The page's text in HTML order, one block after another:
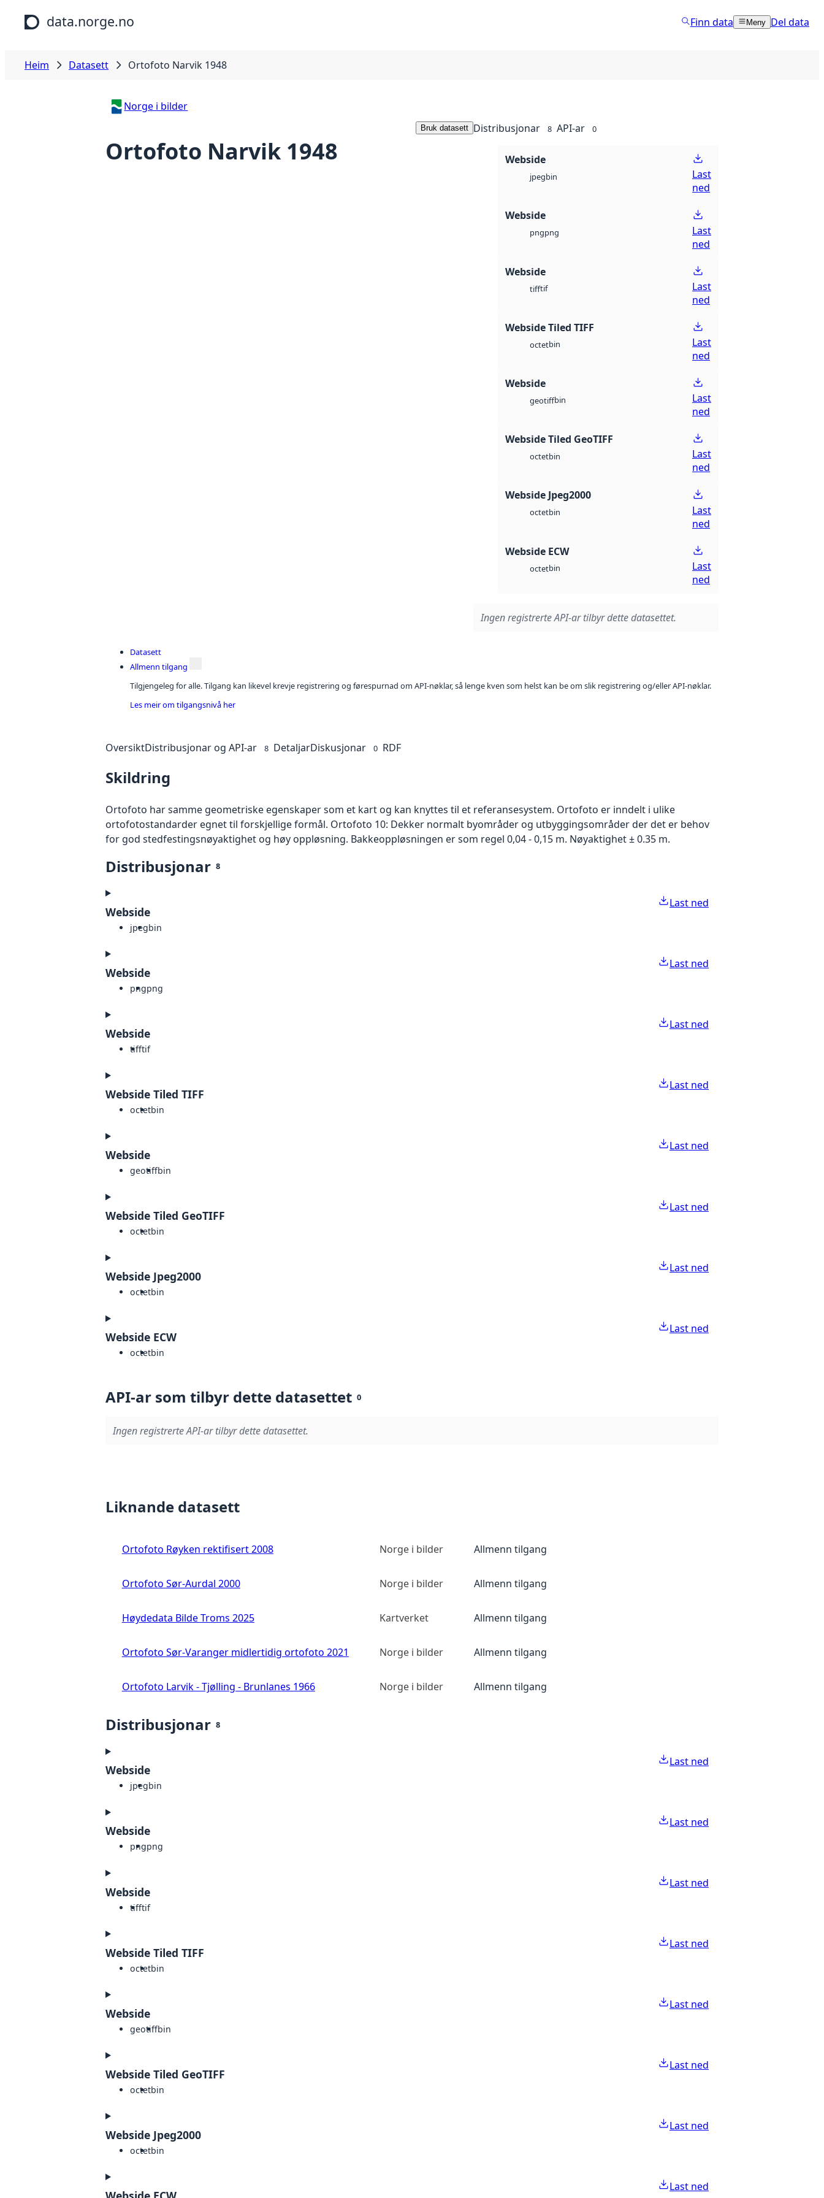
Hopp til hovudinnhald
data.norge.no Finn data Meny Del data
Heim Datasett Ortofoto Narvik 1948
Norge i bilder
Ortofoto Narvik 1948
Bruk datasett Distribusjonar 8 API-ar 0
Webside
jpegbin
Last
ned
Webside
pngpng
Last
ned
Webside
tifftif
Last
ned
Webside Tiled TIFF
octetbin
Last
ned
Webside
geotiffbin
Last
ned
Webside Tiled GeoTIFF
octetbin
Last
ned
Webside Jpeg2000
octetbin
Last
ned
Webside ECW
octetbin
Last
ned
Ingen registrerte API-ar tilbyr dette datasettet.
Datasett
Allmenn tilgang
Tilgjengeleg for alle. Tilgang kan likevel krevje registrering og førespurnad om API-nøklar, så lenge kven som helst kan be om slik registrering og/eller API-nøklar.
Les meir om tilgangsnivå her
OversiktDistribusjonar og API-ar 8 DetaljarDiskusjonar 0 RDF
Skildring
Ortofoto har samme geometriske egenskaper som et kart og kan knyttes til et referansesystem. Ortofoto er inndelt i ulike
ortofotostandarder egnet til forskjellige formål. Ortofoto 10: Dekker normalt byområder og utbyggingsområder der det er behov
for god stedfestingsnøyaktighet og høy oppløsning. Bakkeoppløsningen er som regel 0,04 - 0,15 m. Nøyaktighet ± 0.35 m.
Distribusjonar 8
Webside
jpegbin
Last ned
Webside
pngpng
Last ned
Webside
tifftif
Last ned
Webside Tiled TIFF
octetbin
Last ned
Webside
geotiffbin
Last ned
Webside Tiled GeoTIFF
octetbin
Last ned
Webside Jpeg2000
octetbin
Last ned
Webside ECW
octetbin
Last ned
API-ar som tilbyr dette datasettet 0
Ingen registrerte API-ar tilbyr dette datasettet.
Liknande datasett
Ortofoto Røyken rektifisert 2008 Norge i bilder Allmenn tilgang
Ortofoto Sør-Aurdal 2000 Norge i bilder Allmenn tilgang
Høydedata Bilde Troms 2025 Kartverket Allmenn tilgang
Ortofoto Sør-Varanger midlertidig ortofoto 2021 Norge i bilder Allmenn tilgang
Ortofoto Larvik - Tjølling - Brunlanes 1966 Norge i bilder Allmenn tilgang
Distribusjonar 8
Webside
jpegbin
Last ned
Webside
pngpng
Last ned
Webside
tifftif
Last ned
Webside Tiled TIFF
octetbin
Last ned
Webside
geotiffbin
Last ned
Webside Tiled GeoTIFF
octetbin
Last ned
Webside Jpeg2000
octetbin
Last ned
Last ned